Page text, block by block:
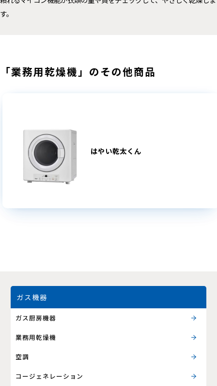
ガス機器
ガス厨房機器
業務用乾燥機
空調
コージェネレーション
す。
「業務用乾燥機」のその他商品
はやい乾太くん